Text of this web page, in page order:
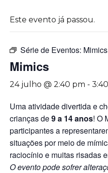
Este evento já passou.
Série de Eventos: Mimics
Mimics
24 julho @ 2:40 pm -
Uma atividade divertida e
crianças de9 a 14 anos! O
participantes a
situações por meio de
raciocínio e muitas risadas
O evento pode sofrer